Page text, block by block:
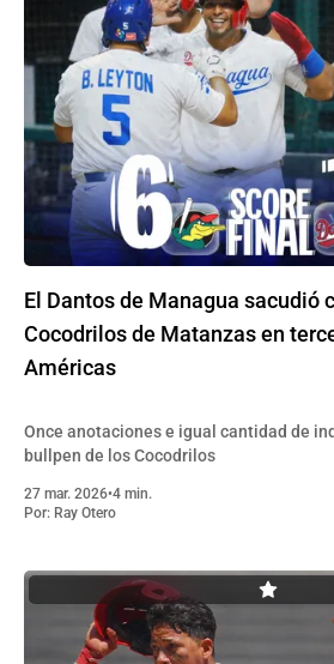
El Dantos de Managua sacudió
Cocodrilos de Matanzas en
Américas
Once anotaciones e igual cantidad de
bullpen de los Cocodrilos
27 mar. 2026•4 min.
Por: Ray Otero